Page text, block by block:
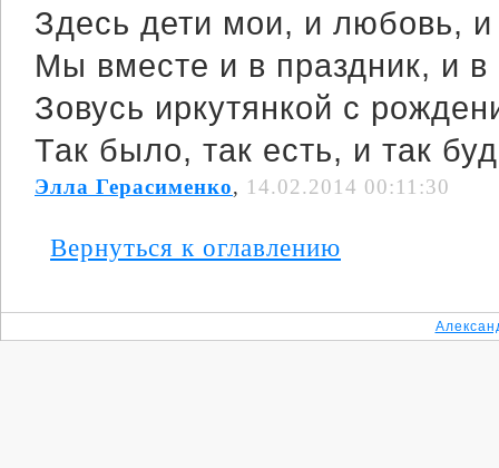
Здесь дети мои, и любовь, и
Мы вместе и в праздник, и в
Зовусь иркутянкой с
Так было, так есть, и так
Элла Герасименко, 14.02.2014 00:11:30
Вернуться к оглавлению